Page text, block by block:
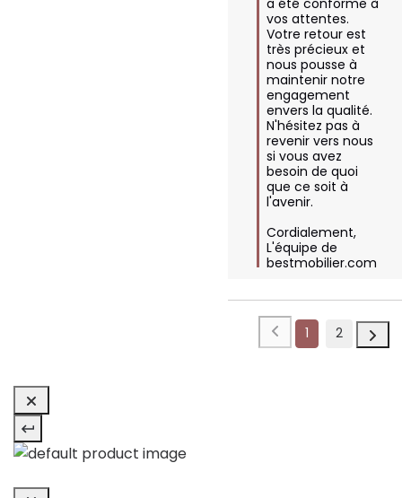
a été conforme à
vos attentes.
Votre retour est
très précieux et
nous pousse à
maintenir notre
engagement
envers la qualité.
N'hésitez pas à
revenir vers nous
si vous avez
besoin de quoi
que ce soit à
l'avenir.
Cordialement,
L'équipe de
bestmobilier.com
1 2